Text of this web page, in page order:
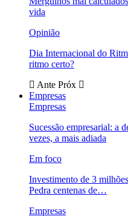
vida
Opinião
Dia Internacional do
ritmo certo?
Ante Próx
Empresas
Empresas
Sucessão empresarial: a
vezes, a mais adiada
Em foco
Investimento de 3
Pedra centenas de…
Empresas